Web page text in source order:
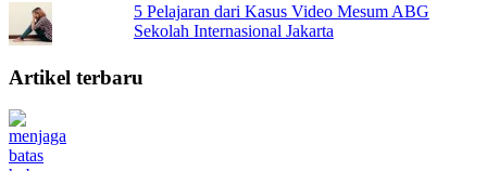
5 Pelajaran dari Kasus Video Mesum ABG
Sekolah Internasional Jakarta
Artikel terbaru